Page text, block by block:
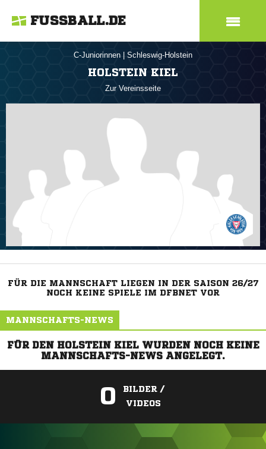
FUSSBALL.DE
C-Juniorinnen Schleswig-Holstein
HOLSTEIN KIEL
Zur Vereinsseite
FÜR DIE MANNSCHAFT LIEGEN IN DER SAISON 26/27
NOCH KEINE SPIELE IM DFBNET VOR
MANNSCHAFTS-NEWS
FÜR DEN HOLSTEIN KIEL WURDEN NOCH KEINE
MANNSCHAFTS-NEWS ANGELEGT.
0
BILDER /
VIDEOS